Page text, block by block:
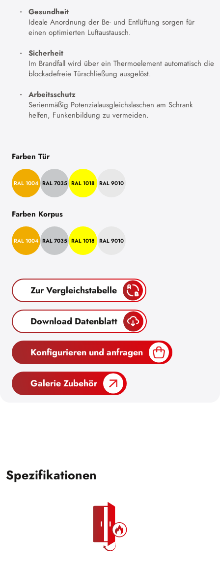
Gesundheit
Ideale Anordnung der Be- und Entlüftung sorgen für
einen optimierten Luftaustausch.
Sicherheit
Im Brandfall wird über ein Thermoelement automatisch die
blockadefreie Türschließung ausgelöst.
Arbeitsschutz
Serienmäßig Potenzialausgleichslaschen am Schrank
helfen, Funkenbildung zu vermeiden.
Farben Tür
RAL 1004 RAL 7035 RAL 1018 RAL 9010
Farben Korpus
RAL 1004 RAL 7035 RAL 1018 RAL 9010
Zur Vergleichstabelle
Download Datenblatt
Konfigurieren und anfragen
Galerie Zubehör
Spezifikationen